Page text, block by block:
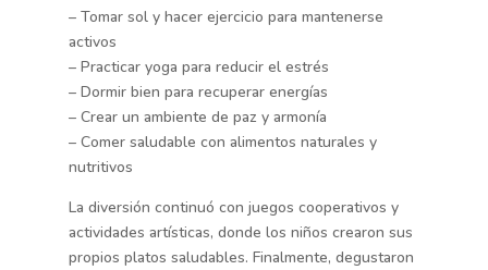
– Tomar sol y hacer ejercicio para mantenerse
activos
– Practicar yoga para reducir el estrés
– Dormir bien para recuperar energías
– Crear un ambiente de paz y armonía
– Comer saludable con alimentos naturales y
nutritivos
La diversión continuó con juegos cooperativos y
actividades artísticas, donde los niños crearon sus
propios platos saludables. Finalmente, degustaron